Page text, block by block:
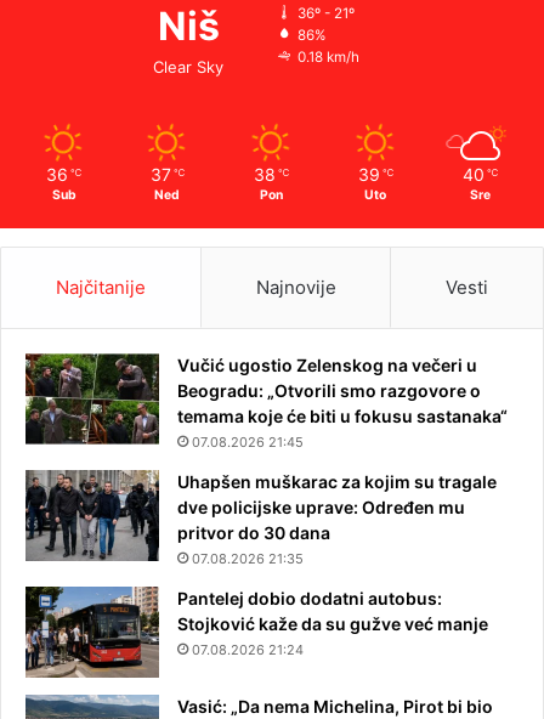
Niš
Clear Sky
36º - 21º
86%
0.18 km/h
36 ℃
Sub
37 ℃
Ned
38 ℃
Pon
39 ℃
Uto
40 ℃
Sre
Najčitanije Najnovije Vesti
Vučić ugostio Zelenskog na večeri u
Beogradu: „Otvorili smo razgovore o
temama koje će biti u fokusu sastanaka“
07.08.2026 21:45
Uhapšen muškarac za kojim su tragale
dve policijske uprave: Određen mu
pritvor do 30 dana
07.08.2026 21:35
Pantelej dobio dodatni autobus:
Stojković kaže da su gužve već manje
07.08.2026 21:24
Vasić: „Da nema Michelina, Pirot bi bio